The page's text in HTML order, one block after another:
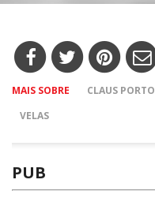
MAIS SOBRE CLAUS PORTO
VELAS
PUB